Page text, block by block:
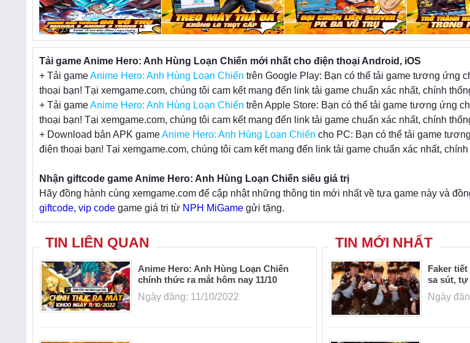
chiến hữu trong trận hình ra
Được biết ở phiên bản đầu
Hero: Anh Hùng Loạn Chiến
Sức Mạnh, Thể Chất, Nhanh
lẫn nhau. Khi Đội hình ra trận
những buff Hào Quang riêng
trải nghiệm thú vị cho các
Manga & Anime vậy! Bên
trang bị tối đa 3 Thiên Phú,
phá – Thức tỉnh ngoại hình vô
Về mặt gameplay, sản
màn so tài căng não nhưng
thứ hạng cao hơn trong Đấu
hay vượt qua các cửa ải Phó
Tải game Anime Hero: Anh Hùng Loạn Chiến mới nhất cho điện thoại Android, iOS
+ Tải gameAnime Hero: Anh Hùng Loạn Chiến trên Google Play: Bạn có thể tải game tương ứng
thoại bạn! Tại xemgame.com, chúng tôi cam kết mang đến link tải game chuẩn xác nhất, chính
+ Tải gameAnime Hero: Anh Hùng Loạn Chiến trên Apple Store: Bạn có thể tải game tương ứng
thoại bạn! Tại xemgame.com, chúng tôi cam kết mang đến link tải game chuẩn xác nhất, chính
+ Download bản APK gameAnime Hero: Anh Hùng Loạn Chiến cho PC: Bạn có thể tải game
điện thoại bạn! Tại xemgame.com, chúng tôi cam kết mang đến link tải game chuẩn xác nhất,
Nhận giftcode game Anime Hero: Anh Hùng Loạn Chiến siêu giá trị
Hãy đồng hành cùng xemgame.com để cập nhật những thông tin mới nhất về tựa game này và
giftcode, vip code game giá trị từ NPH MiGame gửi tặng.
TIN LIÊN QUAN
Anime Hero: Anh Hùng Loạn Chiến
chính thức ra mắt hôm nay 11/10
Ngày đăng: 11/10/2022
TIN MỚI NHẤT
Faker
sa sút, tự
Ngày